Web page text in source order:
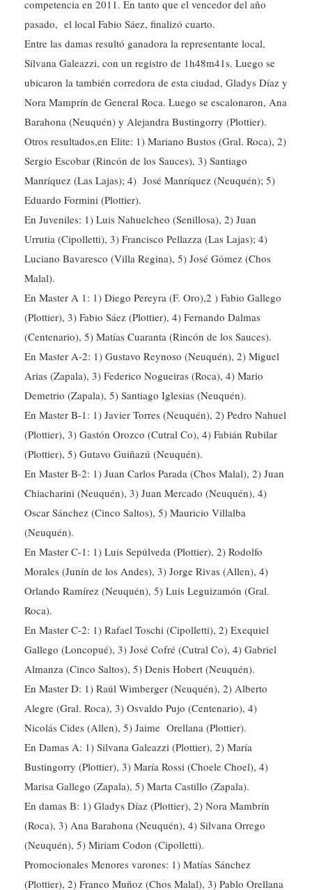
pasado, el local Fabio Sáez, finalizó cuarto.
Entre las damas resultó ganadora la representante local,
Silvana Galeazzi, con un registro de 1h48m41s. Luego se
ubicaron la también corredora de esta ciudad, Gladys Díaz y
Nora Mamprín de General Roca. Luego se escalonaron, Ana
Barahona (Neuquén) y Alejandra Bustingorry (Plottier).
Otros resultados,en Elite: 1) Mariano Bustos (Gral. Roca), 2)
Sergio Escobar (Rincón de los Sauces), 3) Santiago
Manríquez (Las Lajas); 4) José Manríquez (Neuquén); 5)
Eduardo Formini (Plottier).
En Juveniles: 1) Luis Nahuelcheo (Senillosa), 2) Juan
Urrutia (Cipolletti), 3) Francisco Pellazza (Las Lajas); 4)
Luciano Bavaresco (Villa Regina), 5) José Gómez (Chos
Malal).
En Master A 1: 1) Diego Pereyra (F. Oro),2 ) Fabio Gallego
(Plottier), 3) Fabio Sáez (Plottier), 4) Fernando Dalmas
(Centenario), 5) Matías Cuaranta (Rincón de los Sauces).
En Master A-2: 1) Gustavo Reynoso (Neuquén), 2) Miguel
Arias (Zapala), 3) Federico Nogueiras (Roca), 4) Mario
Demetrio (Zapala), 5) Santiago Iglesias (Neuquén).
En Master B-1: 1) Javier Torres (Neuquén), 2) Pedro Nahuel
(Plottier), 3) Gastón Orozco (Cutral Co), 4) Fabián Rubilar
(Plottier), 5) Gutavo Guiñazú (Neuquén).
En Master B-2: 1) Juan Carlos Parada (Chos Malal), 2) Juan
Chiacharini (Neuquén), 3) Juan Mercado (Neuquén), 4)
Oscar Sánchez (Cinco Saltos), 5) Mauricio Villalba
(Neuquén).
En Master C-1: 1) Luis Sepúlveda (Plottier), 2) Rodolfo
Morales (Junín de los Andes), 3) Jorge Rivas (Allen), 4)
Orlando Ramírez (Neuquén), 5) Luis Leguizamón (Gral.
Roca).
En Master C-2: 1) Rafael Toschi (Cipolletti), 2) Exequiel
Gallego (Loncopué), 3) José Cofré (Cutral Co), 4) Gabriel
Almanza (Cinco Saltos), 5) Denis Hobert (Neuquén).
En Master D: 1) Raúl Wimberger (Neuquén), 2) Alberto
Alegre (Gral. Roca), 3) Osvaldo Pujo (Centenario), 4)
Nicolás Cides (Allen), 5) Jaime Orellana (Plottier).
En Damas A: 1) Silvana Galeazzi (Plottier), 2) María
Bustingorry (Plottier), 3) María Rossi (Choele Choel), 4)
Marisa Gallego (Zapala), 5) Marta Castillo (Zapala).
En damas B: 1) Gladys Díaz (Plottier), 2) Nora Mambrín
(Roca), 3) Ana Barahona (Neuquén), 4) Silvana Orrego
(Neuquén), 5) Miriam Codon (Cipolletti).
Promocionales Menores varones: 1) Matías Sánchez
(Plottier), 2) Franco Muñoz (Chos Malal), 3) Pablo Orellana